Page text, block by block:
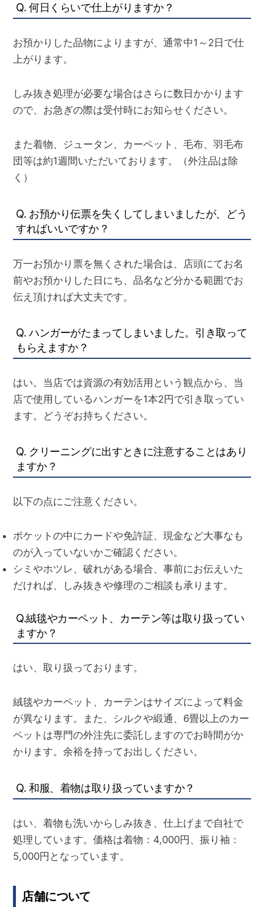
Q. 何日くらいで仕上がりますか？
お預かりした品物によりますが、通常中1～2日で仕
上がります。
しみ抜き処理が必要な場合はさらに数日かかります
ので、お急ぎの際は受付時にお知らせください。
また着物、ジュータン、カーペット、毛布、羽毛布
団等は約1週間いただいております。（外注品は除
く）
Q. お預かり伝票を失くしてしまいましたが、どう
すればいいですか？
万一お預かり票を無くされた場合は、店頭にてお名
前やお預かりした日にち、品名など分かる範囲でお
伝え頂ければ大丈夫です。
Q. ハンガーがたまってしまいました。引き取って
もらえますか？
はい。当店では資源の有効活用という観点から、当
店で使用しているハンガーを1本2円で引き取ってい
ます。 どうぞお持ちください。
Q. クリーニングに出すときに注意することはあり
ますか？
以下の点にご注意ください。
ポケットの中にカードや免許証、現金など大事なも
のが入っていないかご確認ください。
シミやホツレ、破れがある場合、事前にお伝えいた
だければ、しみ抜きや修理のご相談も承ります。
Q.絨毯やカーペット、カーテン等は取り扱ってい
ますか？
はい、取り扱っております。
絨毯やカーペット、カーテンはサイズによって料金
が異なります。また、シルクや緞通、6畳以上のカー
ペットは専門の外注先に委託しますのでお時間がか
かります。余裕を持ってお出しください。
Q. 和服、着物は取り扱っていますか？
はい、着物も洗いからしみ抜き、仕上げまで自社で
処理しています。価格は着物：4,000円、振り袖：
5,000円となっています。
店舗について